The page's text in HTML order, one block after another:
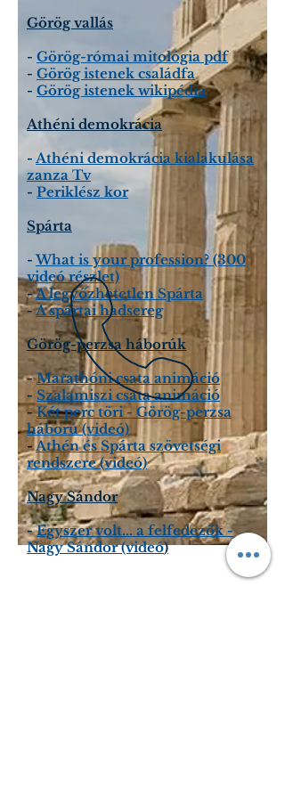
Görög vallás
- Görög-római mitológia pdf
- Görög istenek családfa
- Görög istenek wikipédia
Athéni demokrácia
-Athéni demokrácia kialakulása
zanza Tv
- Periklész kor
Spárta
-What is your profession? (300
videó részlet)
-A legyőzhetetlen Spárta
-A spártai hadsereg
Görög-perzsa háborúk
-Marathóni csata animáció
- Szalamiszi csata animáció
-Két perc töri - Görög-perzsa
háború (videó)
-Athén és Spárta szövetségi
rendszere (videó)
Nagy Sándor
-Egyszer volt... a felfedezők -
Nagy Sándor (videó)